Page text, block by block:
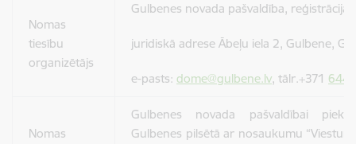
Nomas
tiesību
organizētājs
Gulbenes novada pašvaldība,
juridiskā adrese Ābeļu iela 2, Gulbene,
e-pasts: dome@gulbene.lv, tālr.+371
Nomas
Gulbenes novada pašvaldībai
Gulbenes pilsētā ar nosaukumu